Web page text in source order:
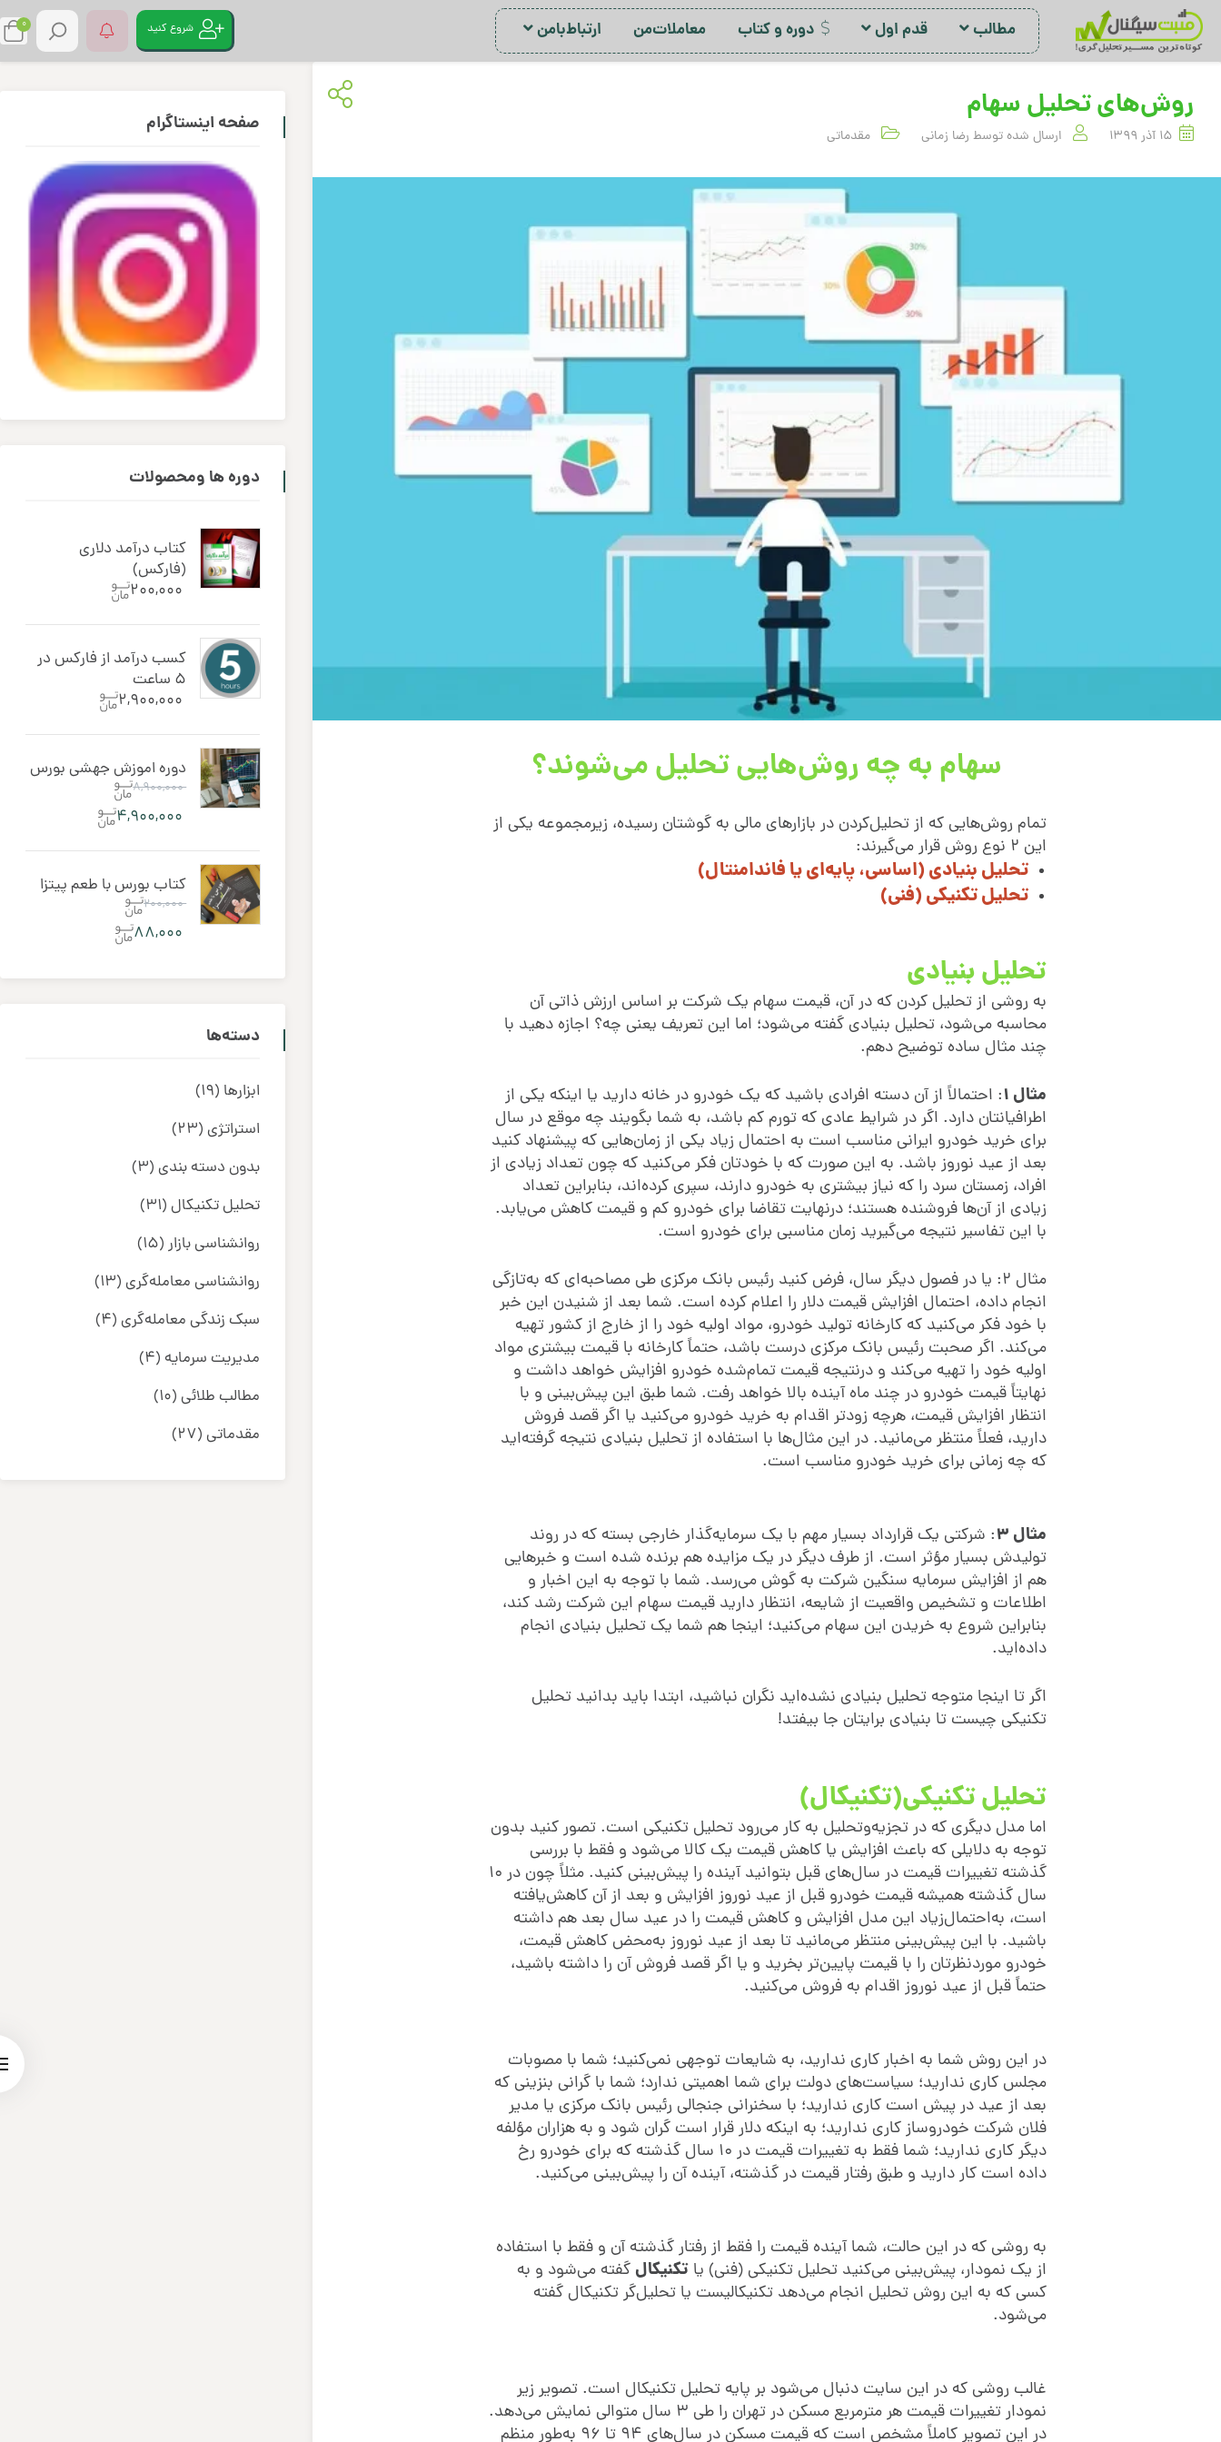
مطالب قدم اول دور‌ه‌ و کتاب معاملات‌من ارتباط‌با‌من شروع کنید 0
روش‌های تحلیل سهام
15 آذر 1399 ارسال شده توسط رضا زمانی مقدماتی
سهام به چه روش‌هایی تحلیل می‌شوند؟
تمام روش‌هایی که از تحلیل‌کردن در بازارهای مالی به گوشتان رسیده، زیرمجموعه یکی از
این 2 نوع روش قرار می‌گیرند:
تحلیل بنیادی (اساسی، پایه‌ای یا فاندامنتال)
تحلیل تکنیکی (فنی)
تحلیل بنیادی
به روشی از تحلیل کردن که در آن، قیمت سهام یک شرکت بر اساس ارزش ذاتی آن
محاسبه می‌شود، تحلیل بنیادی گفته می‌شود؛ اما این تعریف یعنی چه؟ اجازه دهید با
چند مثال ساده توضیح دهم.
مثال 1 : احتمالاً از آن دسته افرادی باشید که یک خودرو در خانه دارید یا اینکه یکی از
اطرافیانتان دارد. اگر در شرایط عادی که تورم کم باشد، به شما بگویند چه موقع در سال
برای خرید خودرو ایرانی مناسب است به احتمال زیاد یکی از زمان‌هایی که پیشنهاد کنید
بعد از عید نوروز باشد. به این صورت که با خودتان فکر می‌کنید که چون تعداد زیادی از
افراد، زمستان سرد را که نیاز بیشتری به خودرو دارند، سپری کرده‌اند، بنابراین تعداد
زیادی ‌از آن‌ها فروشنده‌ هستند؛ درنهایت تقاضا برای خودرو کم و قیمت کاهش می‌یابد.
با این تفاسیر نتیجه می‌گیرید زمان مناسبی برای خودرو است.
مثال 2: یا در فصول دیگر سال، فرض کنید رئیس بانک مرکزی طی مصاحبه‌ای که به‌تازگی
انجام داده، احتمال افزایش قیمت دلار را اعلام کرده است. شما بعد از شنیدن این خبر
با خود فکر می‌کنید که کارخانه تولید خودرو، مواد اولیه خود را از خارج از کشور تهیه
می‌کند. اگر صحبت رئیس بانک مرکزی درست باشد، حتماً کارخانه با قیمت بیشتری مواد
اولیه خود را تهیه می‌کند و درنتیجه قیمت تمام‌شده‌ خودرو افزایش خواهد داشت و
نهایتاً قیمت خودرو در چند ماه آینده بالا خواهد رفت. شما طبق این پیش‌بینی و با
انتظار افزایش قیمت، هرچه زودتر اقدام به خرید خودرو می‌کنید یا اگر قصد فروش
دارید، فعلاً منتظر می‌مانید. در این مثال‌ها با استفاده از تحلیل بنیادی نتیجه گرفته‌اید
که چه زمانی برای خرید خودرو مناسب است.
مثال 3
: شرکتی یک قرارداد بسیار مهم با یک سرمایه‌گذار خارجی بسته که در روند
تولیدش بسیار مؤثر است. از طرف دیگر در یک مزایده هم برنده شده است و خبرهایی
هم از افزایش سرمایه سنگین شرکت به گوش می‌رسد. شما با توجه به این اخبار و
اطلاعات و تشخیص واقعیت از شایعه، انتظار دارید قیمت سهام این شرکت رشد کند،
بنابراین شروع به خریدن این سهام می‌کنید؛ اینجا هم شما یک تحلیل بنیادی انجام
داده‌اید.
اگر تا اینجا متوجه تحلیل بنیادی نشده‌اید نگران نباشید، ابتدا باید بدانید تحلیل
تکنیکی چیست تا بنیادی برایتان جا بیفتد!
تحلیل تکنیکی(تکنیکال)
اما مدل دیگری که در تجزیه‌وتحلیل به کار می‌رود تحلیل تکنیکی است. تصور کنید بدون
توجه به دلایلی که باعث افزایش یا کاهش قیمت یک کالا می‌شود و فقط با بررسی
گذشته تغییرات قیمت در سال‌های قبل بتوانید آینده را پیش‌بینی کنید. مثلاً چون در 10
سال گذشته همیشه قیمت خودرو قبل از عید نوروز افزایش و بعد از آن کاهش‌یافته
است، به‌احتمال‌زیاد این مدل افزایش و کاهش قیمت را در عید سال بعد هم داشته
باشید. با این پیش‌بینی منتظر می‌مانید تا بعد از عید نوروز به‌محض کاهش قیمت،
خودرو موردنظرتان را با قیمت پایین‌تر ‌بخرید و یا اگر قصد فروش آن را داشته باشید،
حتماً قبل از عید نوروز اقدام به فروش می‌کنید.
در این روش شما به اخبار کاری ندارید، به شایعات توجهی نمی‌کنید؛ شما با مصوبات
مجلس کاری ندارید؛ سیاست‌های دولت برای شما اهمیتی ندارد؛ شما با گرانی بنزینی که
بعد از عید در پیش است کاری ندارید؛ با سخنرانی جنجالی رئیس بانک مرکزی یا مدیر
فلان شرکت خودروساز کاری ندارید؛ به اینکه دلار قرار است گران ‌شود و به هزاران مؤلفه
دیگر کاری ندارید؛ شما فقط به تغییرات قیمت در 10 سال گذشته که برای خودرو رخ
داده است کار دارید و طبق رفتار قیمت در گذشته، آینده آن را پیش‌بینی می‌کنید.
به روشی که در این حالت، شما آینده قیمت را فقط از رفتار گذشته آن و فقط با استفاده
از یک نمودار، پیش‌بینی می‌کنید تحلیل تکنیکی (فنی) یا تکنیکال گفته می‌شود و به
کسی که به این روش تحلیل انجام می‌دهد تکنیکالیست یا تحلیل‌گر تکنیکال گفته
می‌شود.
غالب روشی که در این سایت دنبال می‌شود بر پایه تحلیل تکنیکال است. تصویر زیر
نمودار تغییرات قیمت هر مترمربع مسکن در تهران را طی 3 سال متوالی نمایش می‌دهد.
در این تصویر کاملاً مشخص است که قیمت مسکن در سال‌های 94 تا 96 به‌طور منظم
صفحه اینستاگرام
دوره ‌ها ومحصولات
کتاب درآمد دلاری
(فارکس)
۲۰۰,۰۰۰
کسب درآمد از فارکس در
5 ساعت
۲,۹۰۰,۰۰۰
دوره اموزش جهشی بورس
۸,۹۰۰,۰۰۰
۴,۹۰۰,۰۰۰
کتاب بورس با طعم پیتزا
۲۰۰,۰۰۰
۸۸,۰۰۰
دسته‌ها
ابزارها (19)
استراتژی (23)
بدون دسته بندی (3)
تحلیل تکنیکال (31)
روانشناسی بازار(15)
روانشناسی معامله‌گری (13)
سبک زندگی معامله‌گری (4)
مدیریت سرمایه (4)
مطالب طلائی (10)
مقدماتی (27)